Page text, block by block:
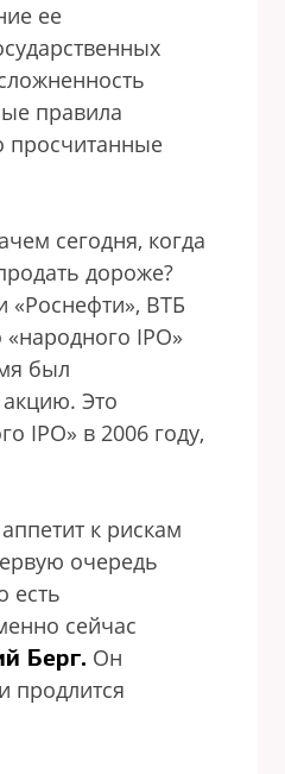
ее
правила
просчитанные
сегодня, когда
дороже?
«Роснефти», ВТБ
IPO»
был
Это
IPO» в 2006 году,
к рискам
очередь
есть
сейчас
Берг. Он
продлится